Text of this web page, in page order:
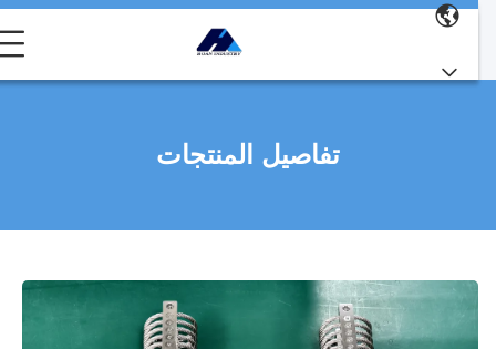
تفاصيل المنتجات